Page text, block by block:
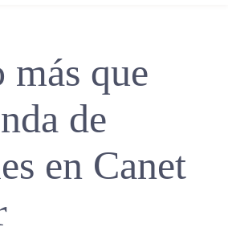
que
de
en Canet